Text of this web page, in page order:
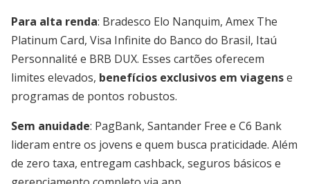
Para alta renda: Bradesco Elo Nanquim, Amex The
Platinum Card, Visa Infinite do Banco do Brasil, Itaú
Personnalité e BRB DUX. Esses cartões oferecem
limites elevados, benefícios exclusivos em viagense
programas de pontos robustos.
Sem anuidade: PagBank, Santander Free e C6 Bank
lideram entre os jovens e quem busca praticidade. Além
de zero taxa, entregam cashback, seguros básicos e